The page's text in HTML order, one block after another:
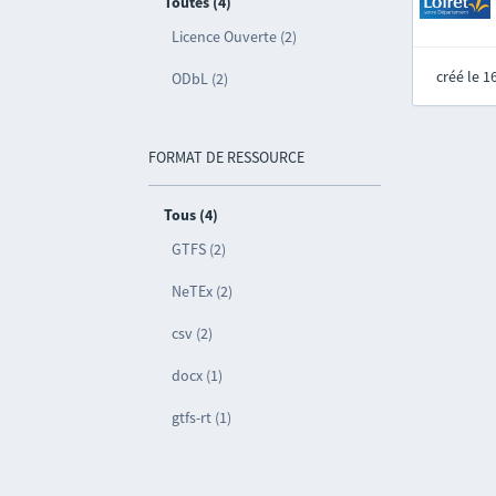
Licence Ouverte (2)
ODbL (2)
FORMAT DE RESSOURCE
Tous (4)
GTFS (2)
NeTEx (2)
csv (2)
docx (1)
gtfs-rt (1)
créé le